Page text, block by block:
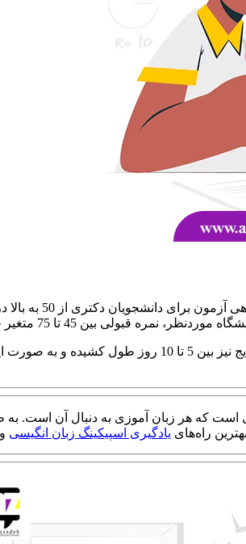
است که هر زبان آموزی به دنبال آن
راه‌های یادگیری اسپیکینگ زبان انگیسی